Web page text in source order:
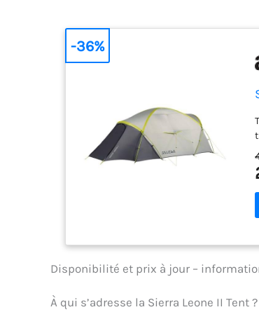
-36%
Disponibilité et prix à jour –
À qui s’adresse la Sierra Leone II